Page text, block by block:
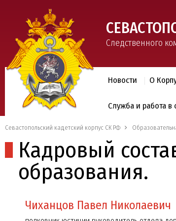
Следственного
Новости О
Служба и работа в
Севастопольский кадетский корпус СК РФ
Кадровый
образования.
Чиханцов Павел Николаевич